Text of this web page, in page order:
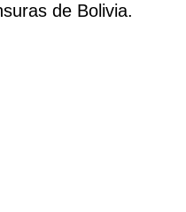
de Bolivia.